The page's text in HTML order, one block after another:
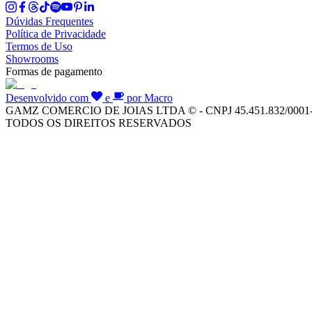
Dúvidas Frequentes
Política de Privacidade
Termos de Uso
Showrooms
Formas de pagamento
Desenvolvido com e
por Macro
GAMZ COMERCIO DE JOIAS LTDA © - CNPJ 45.451.832/
TODOS OS DIREITOS RESERVADOS